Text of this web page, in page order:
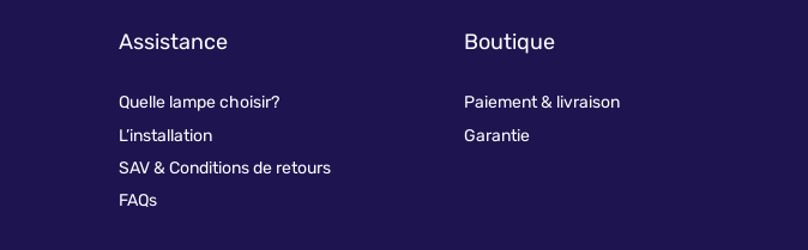
Assistance
Quelle lampe choisir?
L’installation
SAV & Conditions de retours
FAQs
Boutique
Paiement & livraison
Garantie